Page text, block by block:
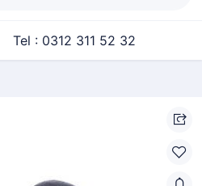
Tel : 0312 311 52 32